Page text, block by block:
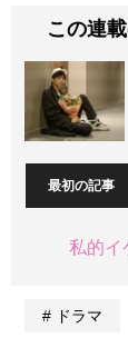
この連
最初の記事
私的イ
ドラマ